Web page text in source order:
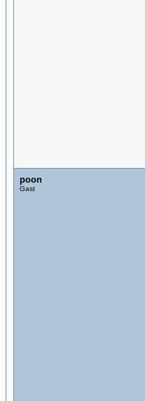
poon
Gast